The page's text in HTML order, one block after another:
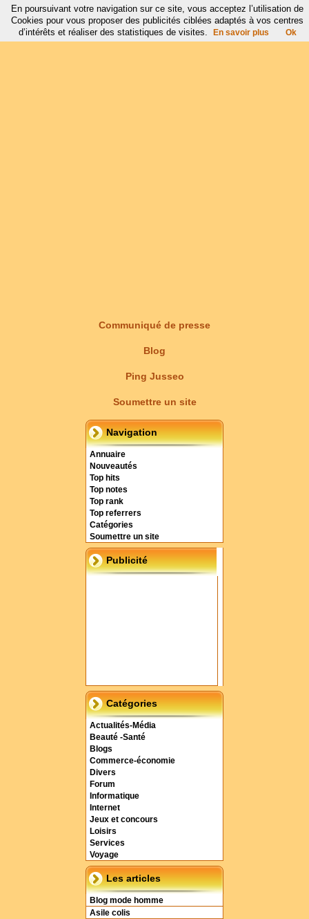
Communiqué de presse
Blog
Ping Jusseo
Soumettre un site
Navigation
Annuaire
Nouveautés
Top hits
Top notes
Top rank
Top referrers
Catégories
Soumettre un site
Publicité
Catégories
Actualités-Média
Beauté -Santé
Blogs
Commerce-économie
Divers
Forum
Informatique
Internet
Jeux et concours
Loisirs
Services
Voyage
Les articles
Blog mode homme
Asile colis
En poursuivant votre navigation sur ce site, vous acceptez l’utilisation de
Cookies pour vous proposer des publicités ciblées adaptés à vos centres
d’intérêts et réaliser des statistiques de visites.
En savoir plus Ok